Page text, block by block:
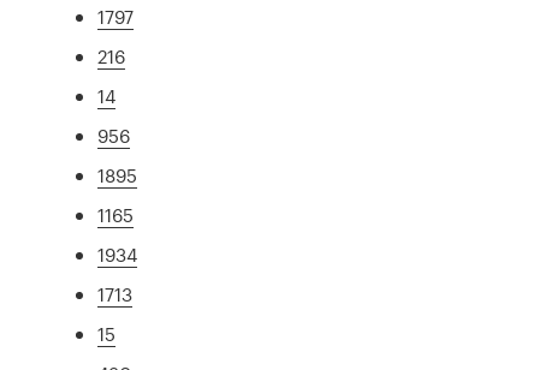
1797
216
14
956
1895
1165
1934
1713
15